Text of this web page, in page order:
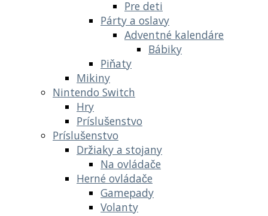
Pre deti
Párty a oslavy
Adventné kalendáre
Bábiky
Piňaty
Mikiny
Nintendo Switch
Hry
Príslušenstvo
Príslušenstvo
Držiaky a stojany
Na ovládače
Herné ovládače
Gamepady
Volanty